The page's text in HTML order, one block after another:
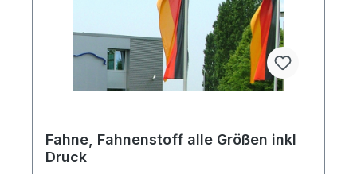
Fahne, Fahnenstoff alle Größen inkl
Druck